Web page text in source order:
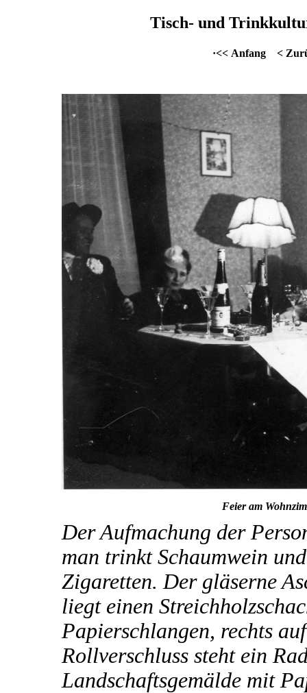
Tisch- und
·<< Anfang <
Feier am
Der Aufmachung der
man trinkt Schaumwein
Zigaretten. Der gläserne
liegt einen
Papierschlangen, rechts
Rollverschluss steht ein
Landschaftsgemälde mit